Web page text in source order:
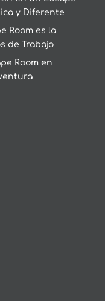
y Diferente
Room es la
de Trabajo
Room en